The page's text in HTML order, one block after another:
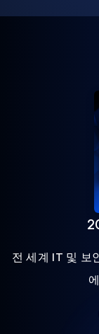
전 세계 IT 및 보